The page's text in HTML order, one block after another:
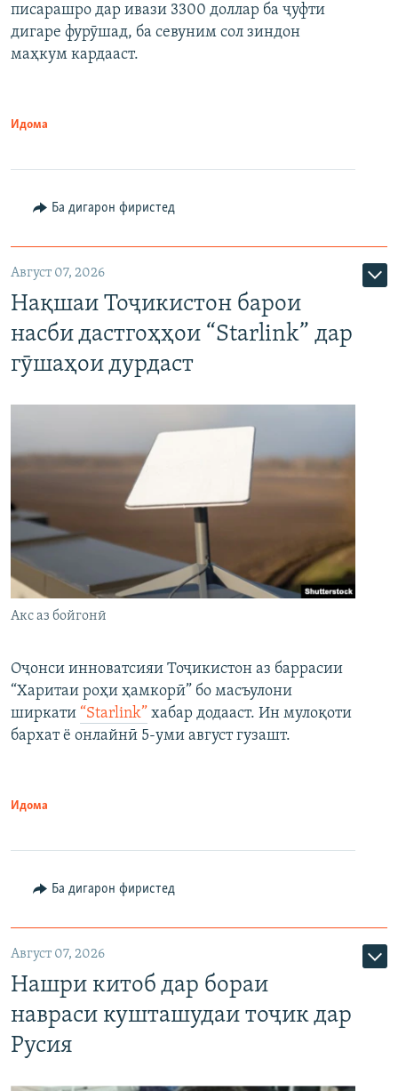
писарашро дар ивази 3300 доллар ба ҷуфти
дигаре фурӯшад, ба севуним сол зиндон
маҳкум кардааст.
Идома
Ба дигарон фиристед
Август 07, 2026
Нақшаи Тоҷикистон барои
насби дастгоҳҳои “Starlink” дар
гӯшаҳои дурдаст
Акс аз бойгонӣ
Оҷонси инноватсияи Тоҷикистон аз баррасии
“Харитаи роҳи ҳамкорӣ” бо масъулони
ширкати “Starlink” хабар додааст. Ин мулоқоти
бархат ё онлайнӣ 5-уми август гузашт.
Идома
Ба дигарон фиристед
Август 07, 2026
Нашри китоб дар бораи
навраси кушташудаи тоҷик дар
Русия